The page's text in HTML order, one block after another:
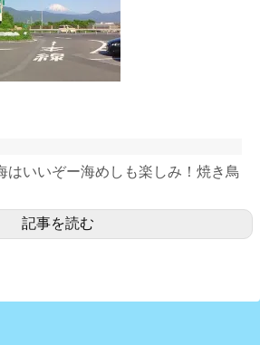
はいいぞー海めしも楽しみ！焼き鳥
記事を読む